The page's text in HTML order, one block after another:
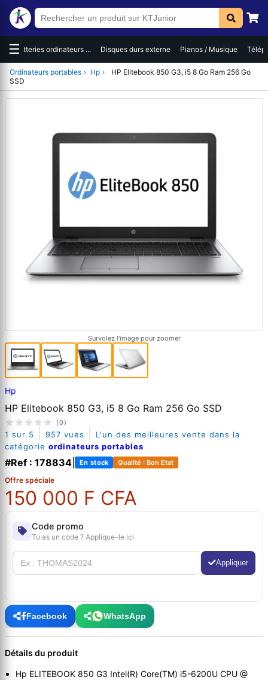
☰Batteries ordinateurs ... Disques durs externe Pianos / Musique
Ordinateurs portables › Hp ›
HP Elitebook 850 G3, i5 8 Go Ram 256 Go
SSD
Survolez l'image pour zoomer
Hp
HP Elitebook 850 G3, i5 8 Go Ram 256 Go SSD
(0)
1 sur 5 957 vues
L'un des meilleures vente dans la
catégorie ordinateurs portables
#Ref : 178834 En stock Qualité : Bon Etat
Offre spéciale
150 000 F CFA
Code promo
Tu as un code ? Applique-le ici
Appliquer
Facebook WhatsApp
Détails du produit
Hp ELITEBOOK 850 G3 Intel(R) Core(TM) i5-6200U CPU @